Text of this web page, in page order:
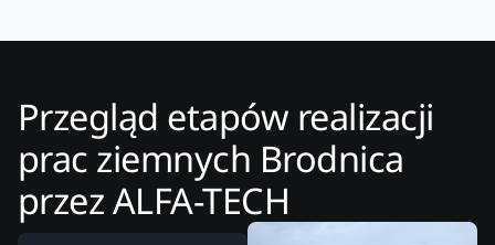
Przegląd etapów realizacji
prac ziemnych Brodnica
przez ALFA-TECH